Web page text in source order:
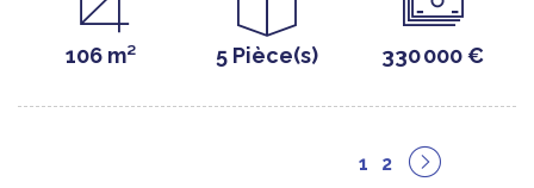
106 m² 5 Pièce(s) 330 000 €
1 2